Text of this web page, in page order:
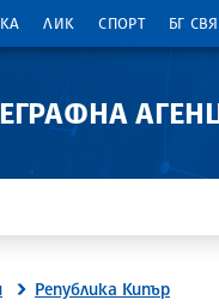
ЛИК СПОРТ БГ
Република Кипър